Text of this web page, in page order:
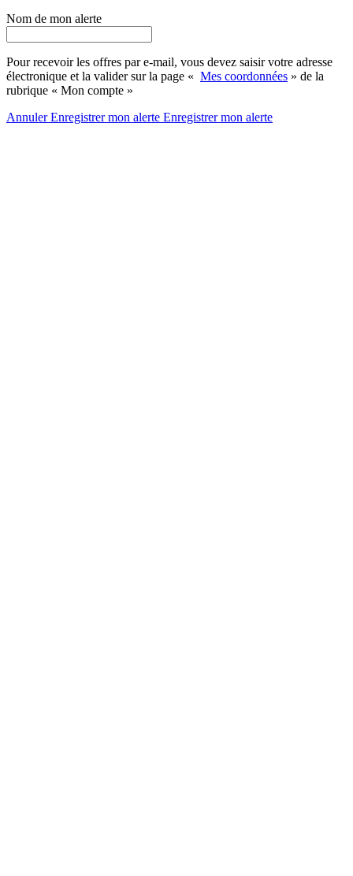
Nom de mon alerte
Pour recevoir les offres par e-mail, vous devez saisir votre adresse
électronique et la valider sur la page « Mes coordonnées » de la
rubrique « Mon compte »
AnnulerEnregistrer mon alerte Enregistrermon alerte